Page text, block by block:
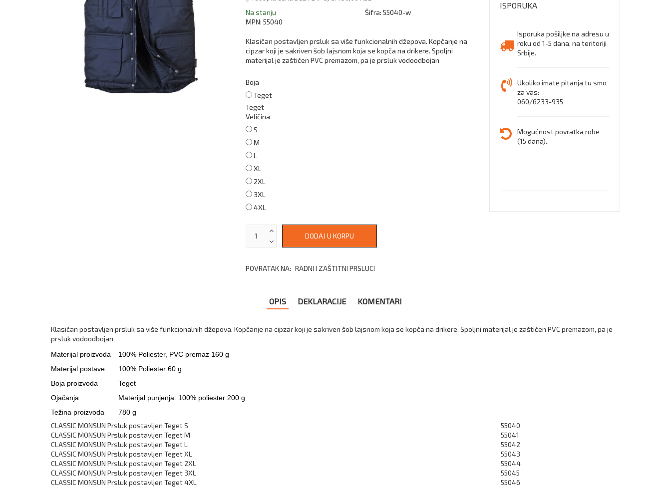
Na stanju
Šifra: 55040-w
MPN: 55040
Klasičan postavljen prsluk sa više funkcionalnih džepova. Kopčanje na
cipzar koji je sakriven šob lajsnom koja se kopča na drikere. Spoljni
materijal je zaštićen PVC premazom, pa je prsluk vodoodbojan
Boja
Teget
Teget
Veličina
S
M
L
XL
2XL
3XL
4XL
POVRATAK NA: RADNI I ZAŠTITNI PRSLUCI
ISPORUKA
Isporuka pošiljke na adresu u
roku od 1-5 dana, na teritoriji
Srbije.
Ukoliko imate pitanja tu smo
za vas:
060/6233-935
Mogućnost povratka robe
(15 dana).
OPIS DEKLARACIJE KOMENTARI
Klasičan postavljen prsluk sa više funkcionalnih džepova. Kopčanje na cipzar koji je sakriven šob lajsnom koja se kopča na drikere. Spoljni materijal je zaštićen PVC premazom, pa je
prsluk vodoodbojan
Materijal proizvoda
100% Poliester, PVC premaz 160 g
Materijal postave
100% Poliester 60 g
Boja proizvoda
Teget
Ojačanja
Materijal punjenja: 100% poliester 200 g
Težina proizvoda
780 g
CLASSIC MONSUN Prsluk postavljen Teget S
55040
CLASSIC MONSUN Prsluk postavljen Teget M
55041
CLASSIC MONSUN Prsluk postavljen Teget L
55042
CLASSIC MONSUN Prsluk postavljen Teget XL
55043
CLASSIC MONSUN Prsluk postavljen Teget 2XL
55044
CLASSIC MONSUN Prsluk postavljen Teget 3XL
55045
CLASSIC MONSUN Prsluk postavljen Teget 4XL
55046